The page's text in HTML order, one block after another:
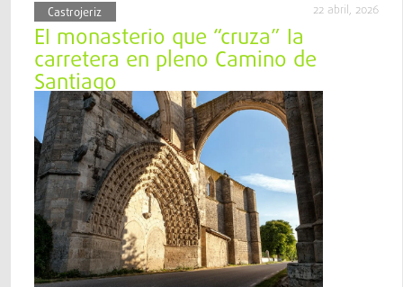
Castrojeriz 22 abril, 2026
El monasterio que “cruza” la
carretera en pleno Camino de
Santiago